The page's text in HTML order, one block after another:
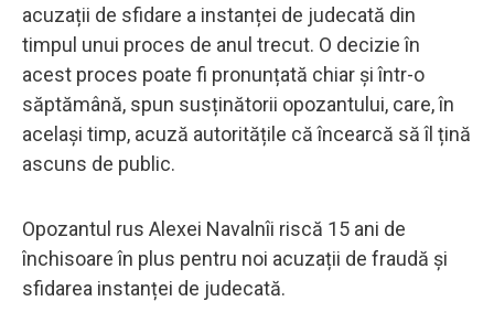
acuzații de sfidare a instanței de judecată din
timpul unui proces de anul trecut. O decizie în
acest proces poate fi pronunțată chiar și într-o
săptămână, spun susținătorii opozantului, care, în
același timp, acuză autoritățile că încearcă să îl țină
ascuns de public.
Opozantul rus Alexei Navalnîi riscă 15 ani de
închisoare în plus pentru noi acuzații de fraudă și
sfidarea instanței de judecată.